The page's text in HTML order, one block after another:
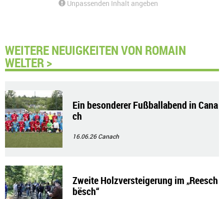
Unpassenden Inhalt angeben
WEITERE NEUIGKEITEN VON ROMAIN
WELTER >
Ein besonderer Fußballabend in Cana
ch
16.06.26Canach
Zweite Holzversteigerung im „Reesch
bësch“